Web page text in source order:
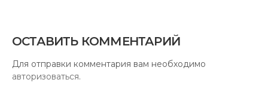
ОСТАВИТЬ КОММЕНТАРИЙ
Для отправки комментария вам необходимо
авторизоваться.